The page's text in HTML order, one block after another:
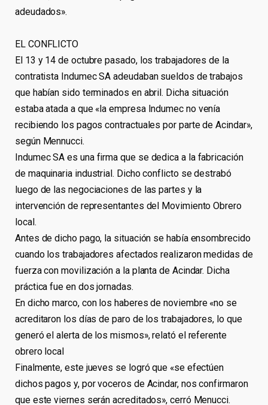
adeudados».
EL CONFLICTO
El 13 y 14 de octubre pasado, los trabajadores de la
contratista Indumec SA adeudaban sueldos de trabajos
que habían sido terminados en abril. Dicha situación
estaba atada a que «la empresa Indumec no venía
recibiendo los pagos contractuales por parte de Acindar»,
según Mennucci.
Indumec SA es una firma que se dedica a la fabricación
de maquinaria industrial. Dicho conflicto se destrabó
luego de las negociaciones de las partes y la
intervención de representantes del Movimiento Obrero
local.
Antes de dicho pago, la situación se había ensombrecido
cuando los trabajadores afectados realizaron medidas de
fuerza con movilización a la planta de Acindar. Dicha
práctica fue en dos jornadas.
En dicho marco, con los haberes de noviembre «no se
acreditaron los días de paro de los trabajadores, lo que
generó el alerta de los mismos», relató el referente
obrero local
Finalmente, este jueves se logró que «se efectúen
dichos pagos y, por voceros de Acindar, nos confirmaron
que este viernes serán acreditados», cerró Menucci.